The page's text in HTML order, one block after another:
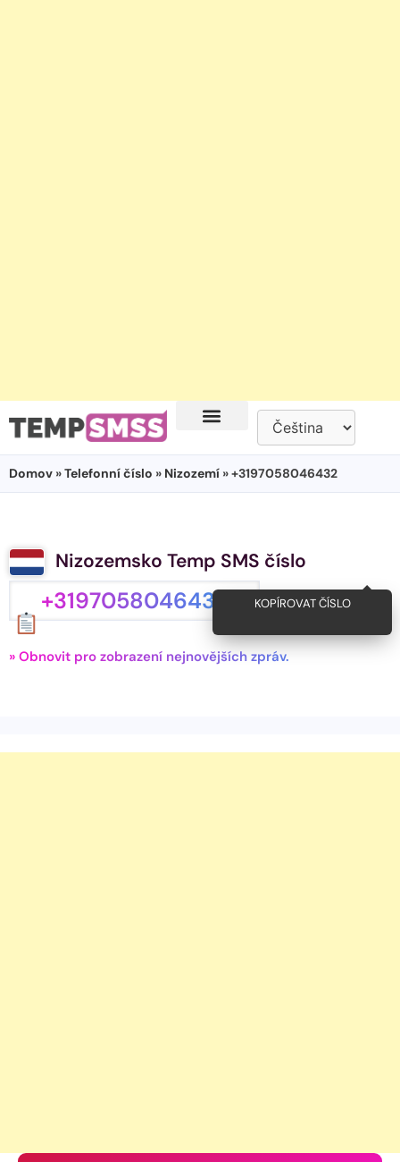
Domov »Telefonní číslo » Nizozemí » +3197058046432
Nizozemsko Temp SMS číslo
+3197058046432 KOPÍROVAT ČÍSLO
» Obnovit pro zobrazení nejnovějších zpráv.